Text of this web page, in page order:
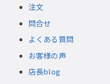
注文
問合せ
よくある質問
お客様の声
店長blog